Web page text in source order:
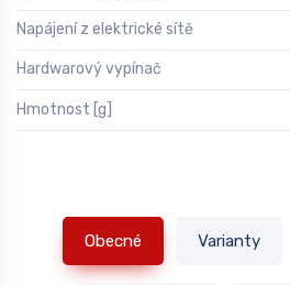
Napájení z elektrické sítě
Hardwarový vypínač
Hmotnost [g]
Obecné Varianty